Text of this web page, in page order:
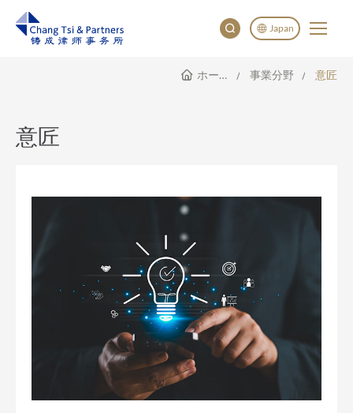
Japan
English
ホームページ 事業分野 意匠
意匠